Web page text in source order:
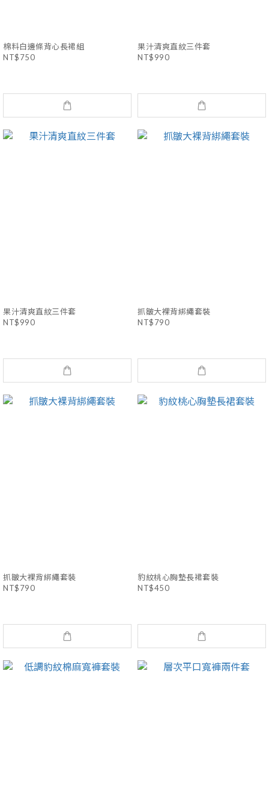
棉料白邊條背心長裙組
NT$750
果汁清爽直紋三件套
NT$990
果汁清爽直紋三件套
NT$990
抓皺大裸背綁繩套裝
NT$790
抓皺大裸背綁繩套裝
NT$790
豹紋桃心胸墊長裙套裝
NT$450